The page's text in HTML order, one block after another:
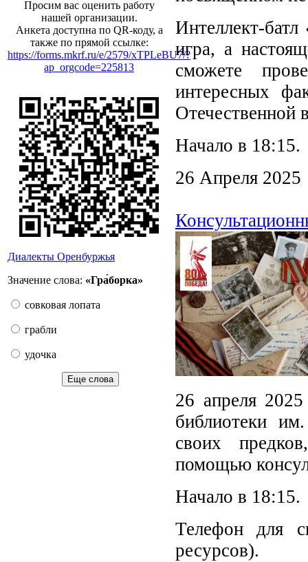
Просим вас оценить работу
нашей организации.
Анкета доступна по QR-коду, а
также по прямой ссылке:
https://forms.mkrf.ru/e/2579/xTPLeBU7/?
ap_orgcode=225813
Диалекты Оренбуржья
Значение слова: «Гра́борка»
совковая лопата
грабли
удочка
Еще слова
Интеллект-
игра, а
сможете
интересных
Отечественной
Начало в
26 Апреля 2025
26 апреля
библиотеки
своих
помощью
Начало в 18:15.
Телефон для
ресурсов).